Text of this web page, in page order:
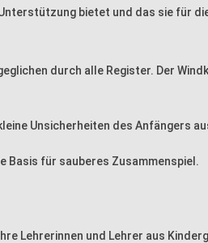
bietet und das sie für
durch alle Register. Der
Unsicherheiten des Anfängers
Basis für sauberes Zusammenspiel.
Lehrerinnen und Lehrer aus